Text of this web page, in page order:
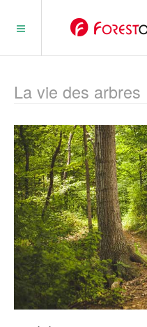
La vie des arbres